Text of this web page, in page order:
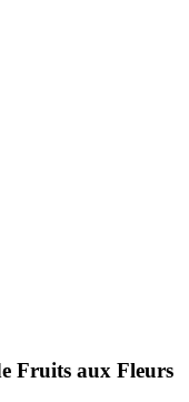
Fruits aux Fleurs